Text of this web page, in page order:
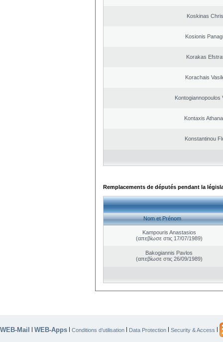
Koskinas
Kosionis
Korakas
Korachais
Kontogiannopoulos
Kontaxis
Konstantinou
Remplacements de députés pendant la
Nom et Prénom
Kampouris Anastasios
(απεβίωσε στις 17/07/1989)
Bakogiannis Pavlos
(απεβίωσε στις 26/09/1989)
WEB-Mail | WEB-Apps | Conditions d’utilisation | Data Protection | Security & Access |